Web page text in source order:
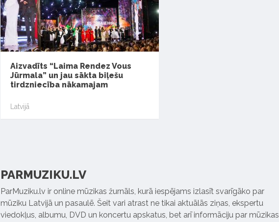
Aizvadīts “Laima Rendez Vous
Jūrmala” un jau sākta biļešu
tirdzniecība nākamajam
Latvijā
PARMUZIKU.LV
ParMuziku.lv ir online mūzikas žurnāls, kurā iespējams izlasīt svarīgāko par
mūziku Latvijā un pasaulē. Šeit vari atrast ne tikai aktuālās ziņas, ekspertu
viedokļus, albumu, DVD un koncertu apskatus, bet arī informāciju par mūzikas